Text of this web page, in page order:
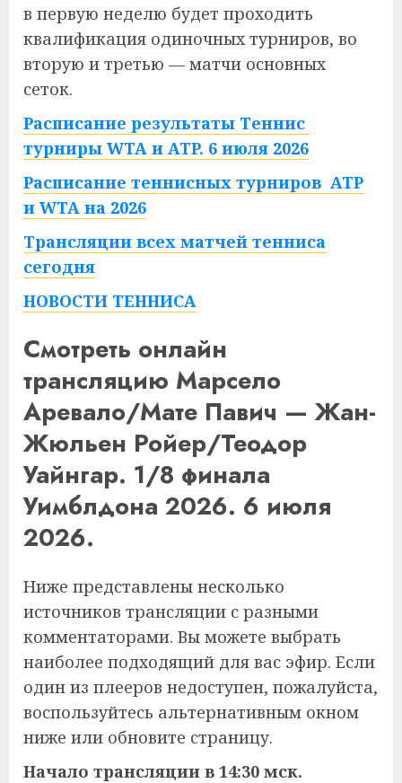
в первую неделю будет проходить
квалификация одиночных турниров, во
вторую и третью — матчи основных
сеток.
Расписание результаты Теннис
турниры WTA и ATP. 6 июля 2026
Расписание теннисных турниров ATP
и WTA на 2026
Трансляции всех матчей тенниса
сегодня
НОВОСТИ ТЕННИСА
Смотреть онлайн
трансляцию Марсело
Аревало/Мате Павич — Жан-
Жюльен Ройер/Теодор
Уайнгар. 1/8 финала
Уимблдона 2026. 6 июля
2026.
Ниже представлены несколько
источников трансляции с разными
комментаторами. Вы можете выбрать
наиболее подходящий для вас эфир. Если
один из плееров недоступен, пожалуйста,
воспользуйтесь альтернативным окном
ниже или обновите страницу.
Начало трансляции в 14:30 мск.